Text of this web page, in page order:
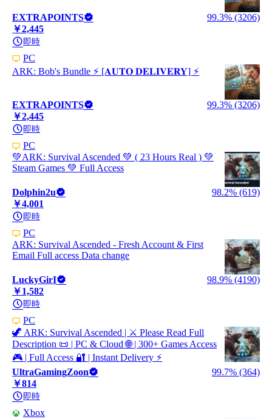
EXTRAPOINTS
99.3% (3206)
￥2,445
即時
PC
ARK: Bob's Bundle ⚡️ [𝐀𝐔𝐓𝐎 𝐃𝐄𝐋𝐈𝐕𝐄𝐑𝐘] ⚡️
EXTRAPOINTS
99.3% (3206)
￥2,445
即時
PC
💚ARK: Survival Ascended 💚 ( 23 Hours Real ) 💚
Steam Games 💚 Full Access
Dolphin2u
98.2% (619)
￥4,001
即時
PC
ARK: Survival Ascended - Fresh Account & First
Email Full access Data change
LuckyGirI
98.9% (4190)
￥1,582
即時
PC
🦖 ARK: Survival Ascended | ⚔️ Please Read Full
Description 📜 | PC & Cloud 🌐 | 300+ Games Access
🎮 | Full Access 🔐 | Instant Delivery ⚡
UltraGamingZoon
99.7% (364)
￥814
即時
Xbox